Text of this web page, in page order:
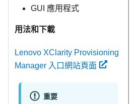
GUI 應用程式
用法和下載
Lenovo XClarity Provisioning
Manager 入口網站頁面
重要